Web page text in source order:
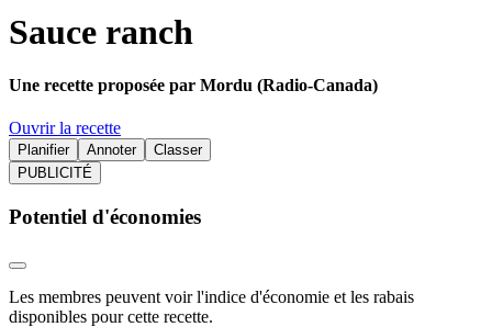
Sauce ranch
Une recette proposée par Mordu (Radio-Canada)
Ouvrir la recette
Planifier Annoter
Classer
PUBLICITÉ
Potentiel d'économies
Les membres peuvent voir l'indice d'économie et les rabais
disponibles pour cette recette.